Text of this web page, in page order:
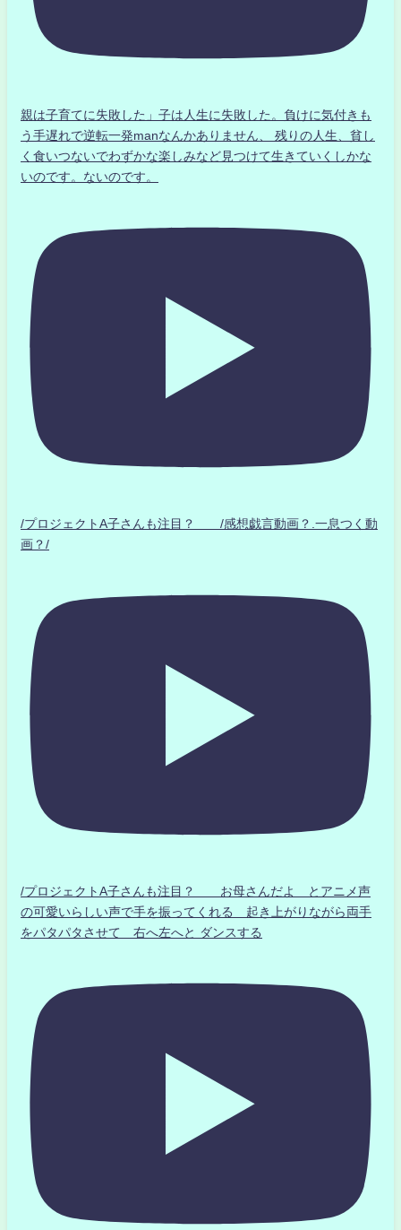
親は子育てに失敗した」子は人生に失敗した。負けに気付きも
う手遅れで逆転一発manなんかありません、 残りの人生、貧し
く食いつないでわずかな楽しみなど見つけて生きていくしかな
いのです。ないのです。
/プロジェクトA子さんも注目？ /感想戯言動画？.一息つく動
画？/
/プロジェクトA子さんも注目？ お母さんだよ とアニメ声
の可愛いらしい声で手を振ってくれる 起き上がりながら両手
をパタパタさせて 右へ左へと ダンスする